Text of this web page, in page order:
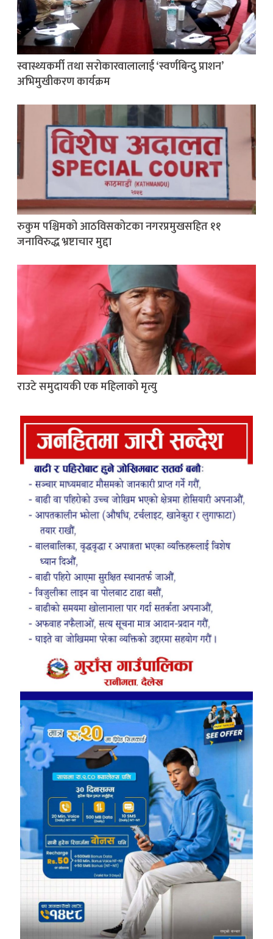
स्वास्थ्यकर्मी तथा सरोकारवालालाई ‘स्वर्णबिन्दु प्राशन’
अभिमुखीकरण कार्यक्रम
रुकुम पश्चिमको आठविसकोटका नगरप्रमुखसहित ११
जनाविरुद्ध भ्रष्टाचार मुद्दा
राउटे समुदायकी एक महिलाको मृत्यु